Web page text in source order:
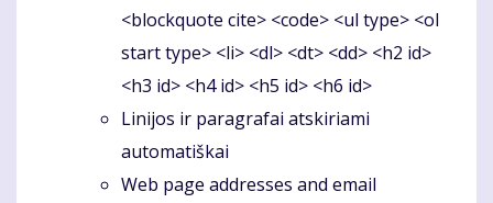
<blockquote cite> <code> <ul type> <ol
start type> <li> <dl> <dt> <dd> <h2 id>
<h3 id> <h4 id> <h5 id> <h6 id>
Linijos ir paragrafai atskiriami
automatiškai
Web page addresses and email